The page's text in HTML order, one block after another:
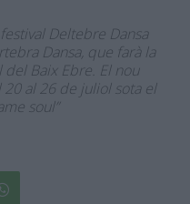
Deltebre Dansa
Dansa, que farà la
Baix Ebre. El nou
al 26 de juliol sota el
soul”